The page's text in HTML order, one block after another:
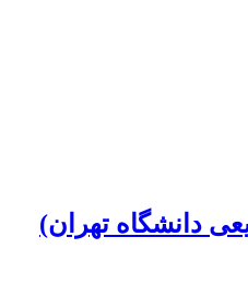
دانشگاه تهران)